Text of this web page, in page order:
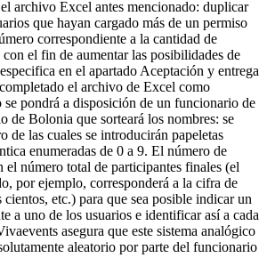
archivo Excel antes mencionado: duplicar
que hayan cargado más de un permiso
correspondiente a la cantidad de
el fin de aumentar las posibilidades de
en el apartado Aceptación y entrega
el archivo de Excel como
se pondrá a disposición de un funcionario de
de Bolonia que sorteará los nombres: se
de las cuales se introducirán papeletas
enumeradas de 0 a 9. El número de
el número total de participantes finales (el
por ejemplo, corresponderá a la cifra de
etc.) para que sea posible indicar un
a uno de los usuarios e identificar así a cada
asegura que este sistema analógico
aleatorio por parte del funcionario